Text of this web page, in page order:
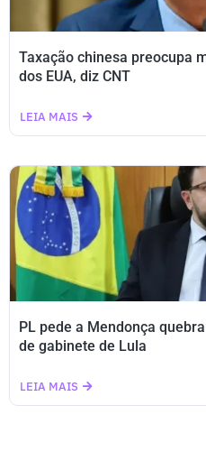
Taxação chinesa preocupa
dos EUA, diz CNT
LEIA MAIS
PL pede a Mendonça
de gabinete de Lula
LEIA MAIS